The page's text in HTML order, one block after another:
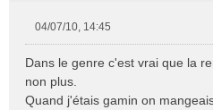
s
s
a
04/07/10, 14:45
Dans le genre c'est vrai que la
non plus.
Quand j'étais gamin on